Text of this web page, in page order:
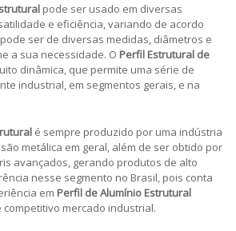
pode ser usado em diversas
e eficiência, variando de acordo
ser de diversas medidas, diâmetros e
a sua necessidade. O Perfil Estrutural de
dinâmica, que permite uma série de
industrial, em segmentos gerais, e na
é sempre produzido por uma indústria
metálica em geral, além de ser obtido por
avançados, gerando produtos de alto
nesse segmento no Brasil, pois conta
em Perfil de Alumínio Estrutural
mercado industrial.